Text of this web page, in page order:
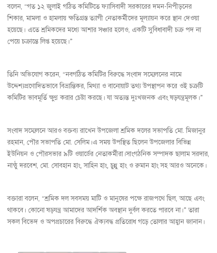
বলেন, “গত ১২ জুলাই গঠিত কমিটিতে ফ্যাসিবাদী সরকারের দমন-নিপীড়নের
শিকার, মামলা ও হামলায় ক্ষতিগ্রস্ত ত্যাগী নেতাকর্মীদের মূল্যায়ন করে স্থান দেওয়া
হয়েছে। এতে শ্রমিকদের মধ্যে আশার সঞ্চার হলেও, একটি সুবিধাবাদী চক্র পদ না
পেয়ে চক্রান্তে লিপ্ত হয়েছে।”
তিনি অভিযোগ করেন, “নবগঠিত কমিটির বিরুদ্ধে সংবাদ সম্মেলনের নামে
উদ্দেশ্যপ্রণোদিতভাবে বিভ্রান্তিকর, মিথ্যা ও বানোয়াট তথ্য উপস্থাপন করে ওই চক্রটি
কমিটির ভাবমূর্তি ক্ষুণ্ণ করার চেষ্টা করছে। যা অত্যন্ত দুঃখজনক এবং ষড়যন্ত্রমূলক।”
সংবাদ সম্মেলনে আরও বক্তব্য রাখেন উপজেলা শ্রমিক দলের সভাপতি মো. মিজানুর
রহমান, পৌর সভাপতি মো. সেলিম।এ সময় উপস্থিত ছিলেন উপজেলার বিভিন্ন
ইউনিয়ন ও পৌরসভার ৯টি ওয়ার্ডের নেতাকর্মীরা।সাংগঠনিক সম্পাদক ছালাম সরদার,
নান্ঠু দরবেশ, মো. সোবহান হাং, সাহিন হাং, চুন্নু হাং ও রুমান হাং সহ আরও অনেকে।
বক্তারা বলেন, “শ্রমিক দল সবসময় মাটি ও মানুষের পক্ষে রাজপথে ছিল, আছে এবং
থাকবে। কোনো ষড়যন্ত্র আমাদের আদর্শিক অবস্থান দুর্বল করতে পারবে না।” তারা
সকল বিভেদ ও অপপ্রচারের বিরুদ্ধে ঐক্যবদ্ধ প্রতিরোধ গড়ে তোলার আহ্বান জানান।